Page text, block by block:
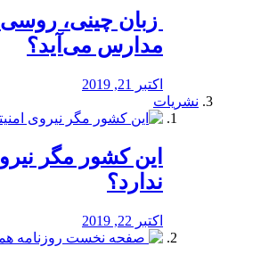
زبان چینی،
مدارس می‌آید؟
اکتبر 21, 2019
نشریات
این کشور مگر
ندارد؟
اکتبر 22, 2019